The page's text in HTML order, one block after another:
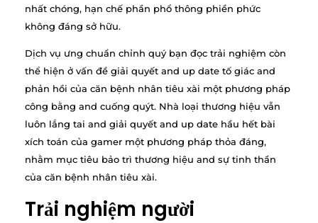
nhất chóng, hạn chế phần phổ thông phiền phức
không đáng sở hữu.
Dịch vụ ưng chuẩn chỉnh quý bạn đọc trải nghiệm còn
thể hiện ở vấn đề giải quyết and up date tố giác and
phản hồi của căn bệnh nhân tiêu xài một phương pháp
công bằng and cuống quýt. Nhà loại thương hiệu vẫn
luôn lắng tai and giải quyết and up date hầu hết bài
xích toán của gamer một phương pháp thỏa đáng,
nhằm mục tiêu bảo trì thương hiệu and sự tinh thần
của căn bệnh nhân tiêu xài.
Trải nghiệm người